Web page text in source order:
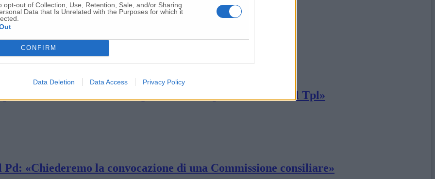
opt-out of Collection, Use, Retention, Sale, and/or Sharing
Data that Is Unrelated with the Purposes for which it
CONFIRM
Data Deletion Data Access Privacy Policy
incalza: «Subito l’assemblea dei soci»
tecnico di gestione
un confronto in Consiglio comunale per il rilancio del Tpl»
«Chiederemo la convocazione di una Commissione consiliare»